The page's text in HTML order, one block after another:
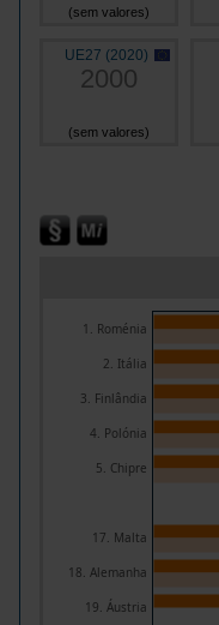
(sem valores)
UE27 (2020)
2000
(sem valores)
1. Roménia
2. Itália
3. Finlândia
4. Polónia
5. Chipre
17. Malta
18. Alemanha
19. Áustria